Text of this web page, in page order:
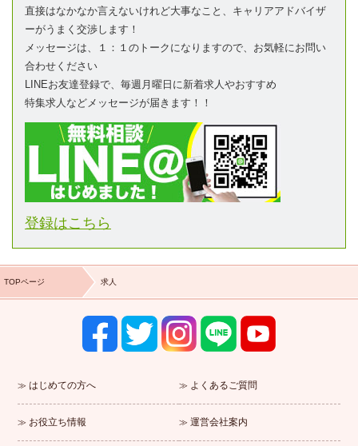
直接はなかなか言えないけれど大事なこと、キャリアアドバイザ
ーがうまく交渉します！
メッセージは、１：１のトークになりますので、お気軽にお問い
合わせください
LINEお友達登録で、毎週月曜日に新着求人やおすすめ
特集求人などメッセージが届きます！！
登録はこちら
TOPページ 求人
はじめての方へ よくあるご質問
お役立ち情報 運営会社案内